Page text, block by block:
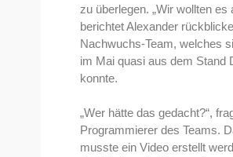
zu überlegen. „Wir wollten
berichtet Alexander
Nachwuchs-Team, welches
im Mai quasi aus dem Stand
konnte.
„Wer hätte das gedacht?“,
Programmierer des Teams.
musste ein Video erstellt